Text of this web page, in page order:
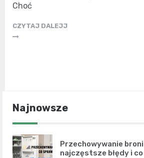
Choć
CZYTAJ DALEJJ
Najnowsze
Przechowywanie
najczęstsze błędy i